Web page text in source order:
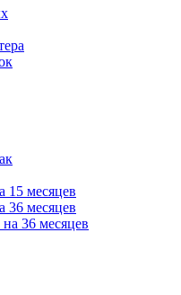
15 месяцев
36 месяцев
36 месяцев